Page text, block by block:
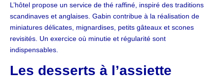
L’hôtel propose un service de thé raffiné, inspiré des traditions
scandinaves et anglaises. Gabin contribue à la réalisation de
miniatures délicates, mignardises, petits gâteaux et scones
revisités. Un exercice où minutie et régularité sont
indispensables.
Les desserts à l’assiette